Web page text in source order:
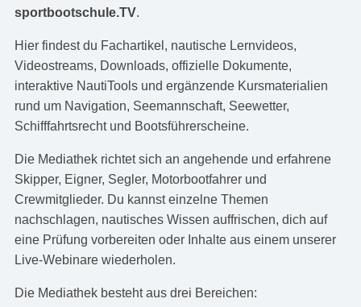
sportbootschule.TV.
Hier findest du Fachartikel, nautische Lernvideos,
Videostreams, Downloads, offizielle Dokumente,
interaktive NautiTools und ergänzende Kursmaterialien
rund um Navigation, Seemannschaft, Seewetter,
Schifffahrtsrecht und Bootsführerscheine.
Die Mediathek richtet sich an angehende und erfahrene
Skipper, Eigner, Segler, Motorbootfahrer und
Crewmitglieder. Du kannst einzelne Themen
nachschlagen, nautisches Wissen auffrischen, dich auf
eine Prüfung vorbereiten oder Inhalte aus einem unserer
Live-Webinare wiederholen.
Die Mediathek besteht aus drei Bereichen: